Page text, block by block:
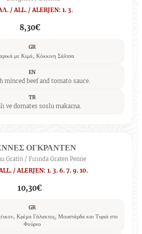
/ ALL. / ALERJEN: 1. 3.
8,30€
GR
με Κιμά, Κόκκινη Σάλτσα
EN
minced beef and tomato sauce.
TR
ve domates soslu makarna.
ΟΓΚΡΑΝΤΕΝ
Gratin / Fırında Graten Penne
/ ALERJEN: 1. 3. 6. 7. 9. 10.
10,30€
GR
Κρέμα Γάλακτος, Μουστάρδα και Τυριά στο
Φούρνο